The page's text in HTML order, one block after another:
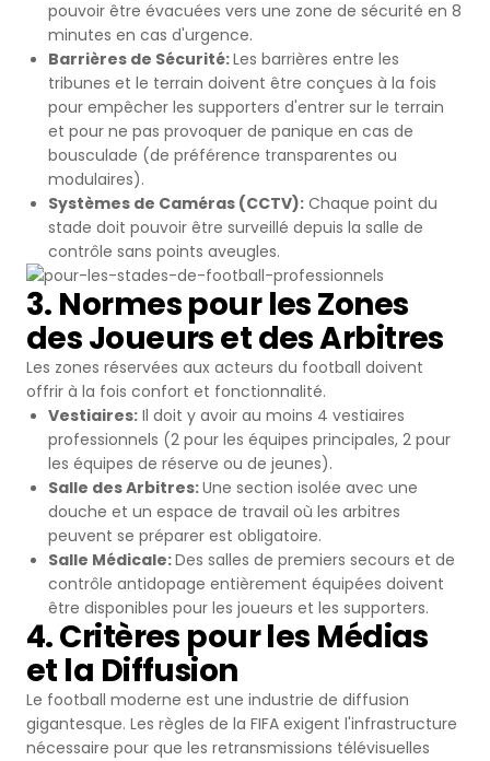
Sports de Tapis en Salle
Champ de Courses
pouvoir être évacuées vers une zone de sécurité en 8
minutes en cas d'urgence.
Barrières de Sécurité:Les barrières entre les
tribunes et le terrain doivent être conçues à la fois
pour empêcher les supporters d'entrer sur le terrain
et pour ne pas provoquer de panique en cas de
bousculade (de préférence transparentes ou
modulaires).
Systèmes de Caméras (CCTV): Chaque point du
stade doit pouvoir être surveillé depuis la salle de
contrôle sans points aveugles.
3. Normes pour les Zones
des Joueurs et des Arbitres
Les zones réservées aux acteurs du football doivent
offrir à la fois confort et fonctionnalité.
Vestiaires: Il doit y avoir au moins 4 vestiaires
professionnels (2 pour les équipes principales, 2 pour
les équipes de réserve ou de jeunes).
Salle des Arbitres:Une section isolée avec une
douche et un espace de travail où les arbitres
peuvent se préparer est obligatoire.
Salle Médicale:Des salles de premiers secours et de
contrôle antidopage entièrement équipées doivent
être disponibles pour les joueurs et les supporters.
4. Critères pour les Médias
et la Diffusion
Le football moderne est une industrie de diffusion
gigantesque. Les règles de la FIFA exigent l'infrastructure
nécessaire pour que les retransmissions télévisuelles